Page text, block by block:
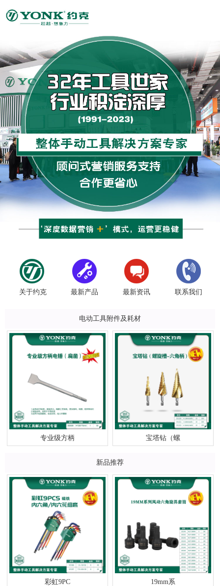
关于约克 最新产品 最新资讯 联系我们
电动工具附件及耗材
专业级方柄 宝塔钻（螺
新品推荐
彩虹9PC 19mm系